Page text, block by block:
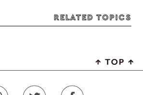
RELATED TOPICS